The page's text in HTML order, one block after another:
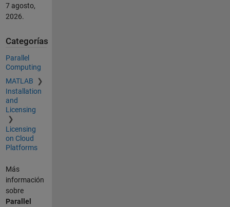
7 agosto,
2026.
Categorías
Parallel
Computing
MATLAB
Installation
and
Licensing
Licensing
on Cloud
Platforms
Más
información
sobre
Parallel